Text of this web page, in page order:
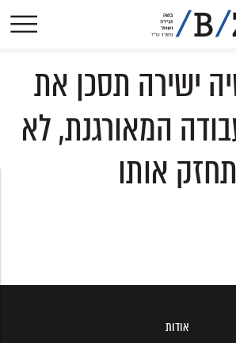
תחומי עיסוק
הישגים בולטים
פסקי-דין
הסכמים קיבוציים
ישירה תסכן את
המאורגנת, לא
תחזק אותו
אודות